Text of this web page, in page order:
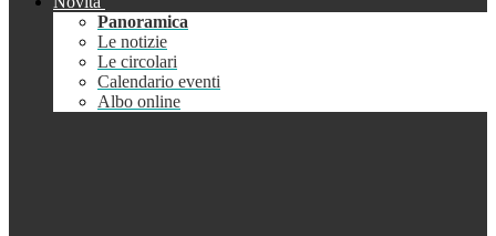
Panoramica
Le notizie
Le circolari
Calendario eventi
Albo online